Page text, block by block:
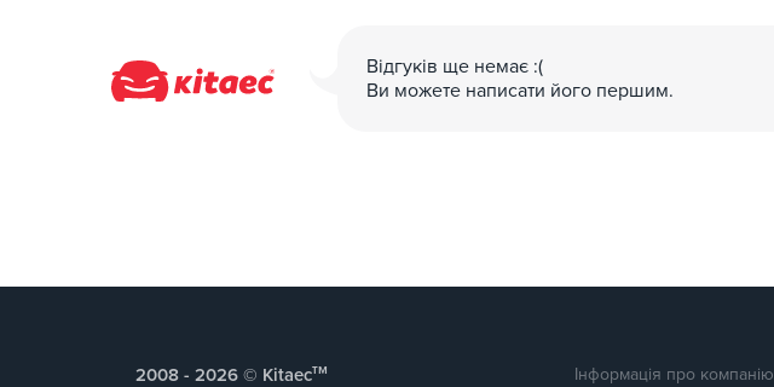
Відгуків ще немає :(
Ви можете написати його першим.
Інформація про компанію
2008 - © Kitaecтм